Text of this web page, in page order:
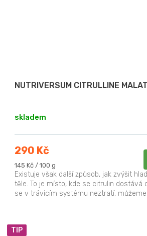
NUTRIVERSUM CITRULLINE
skladem
290 Kč
Měrná
cena:
145 Kč / 100 g
Existuje však další způsob, jak zvýšit
těle. To je místo, kde se citrulin dostává
se v trávicím systému neztratí,
TIP